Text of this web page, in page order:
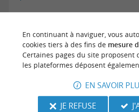
En continuant à naviguer, vous
cookies tiers à des fins de mesure
Certaines pages du site proposent
les plateformes déposent
EN SAVOIR
JE REFUSE